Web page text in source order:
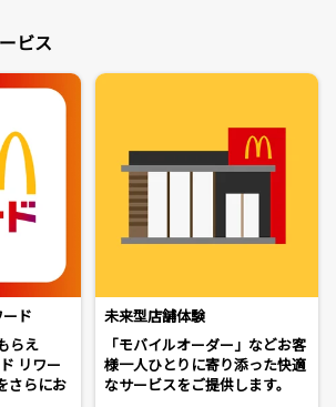
ビス
ド
らえ
リワー
さらにお
未来型店舗体験
「モバイルオーダー」などお客
様一人ひとりに寄り添った快適
なサービスをご提供します。